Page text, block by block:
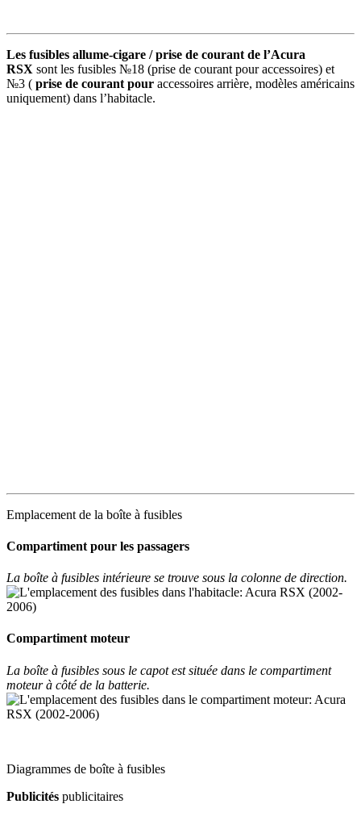
Les fusibles allume-cigare / prise de courant de l’Acura
RSX sont les fusibles №18 (prise de courant pour accessoires) et
№3 ( prise de courant pour accessoires arrière, modèles américains
uniquement) dans l’habitacle.
Emplacement de la boîte à fusibles
Compartiment pour les passagers
La boîte à fusibles intérieure se trouve sous la colonne de direction.
Compartiment moteur
La boîte à fusibles sous le capot est située dans le compartiment
moteur à côté de la batterie.
Diagrammes de boîte à fusibles
Publicités publicitaires